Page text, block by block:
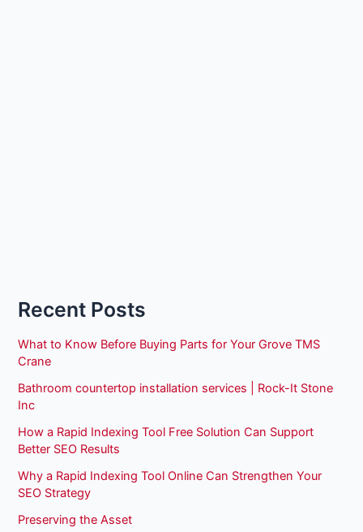
Recent Posts
What to Know Before Buying Parts for Your Grove TMS
Crane
Bathroom countertop installation services | Rock-It Stone
Inc
How a Rapid Indexing Tool Free Solution Can Support
Better SEO Results
Why a Rapid Indexing Tool Online Can Strengthen Your
SEO Strategy
Preserving the Asset